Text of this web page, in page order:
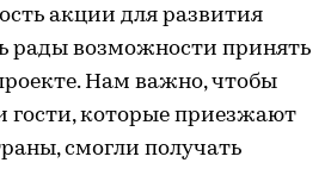
акции для развития
рады возможности принять
Нам важно, чтобы
гости, которые приезжают
смогли получать